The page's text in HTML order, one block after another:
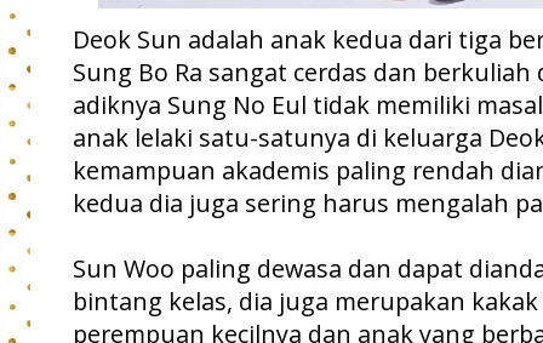
Deok Sun adalah anak kedua dari tiga
Sung Bo Ra sangat cerdas dan
adiknya Sung No Eul tidak memiliki
anak lelaki satu-satunya di keluarga
kemampuan akademis paling rendah
kedua dia juga sering harus mengalah
Sun Woo paling dewasa dan dapat
bintang kelas, dia juga merupakan
perempuan kecilnya dan anak yang